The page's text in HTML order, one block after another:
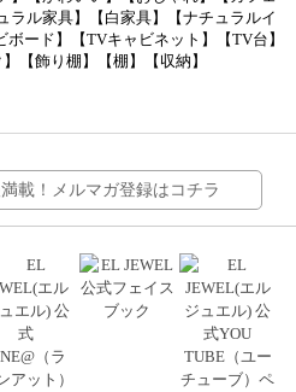
ラル家具】【白家具】【ナチュラルイ
ード】【TVキャビネット】【TV台】
【飾り棚】【棚】【収納】
載！メルマガ登録はコチラ